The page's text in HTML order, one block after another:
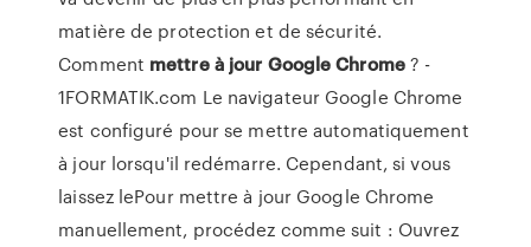
matière de protection et de sécurité.
Comment mettre à jour Google Chrome? -
1FORMATIK.com Le navigateur Google Chrome
est configuré pour se mettre automatiquement
à jour lorsqu'il redémarre. Cependant, si vous
laissez lePour mettre à jour Google Chrome
manuellement, procédez comme suit : Ouvrez